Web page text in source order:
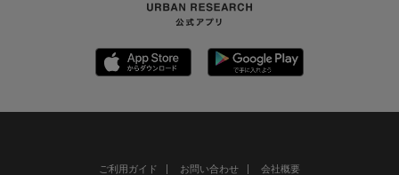
ご利用ガイド お問い合わせ 会社概要